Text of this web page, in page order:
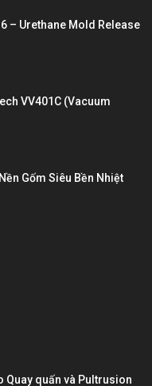
– Urethane Mold Release
VV401C (Vacuum
Gốm Siêu Bền Nhiệt
Quay quấn và Pultrusion